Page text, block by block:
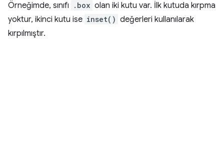
Örneğimde, sınıfı .box olan iki kutu var. İlk kutuda kırpma
yoktur, ikinci kutu ise inset() değerleri kullanılarak
kırpılmıştır.